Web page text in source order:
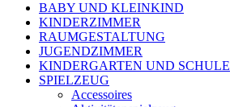
BABY UND KLEINKIND
KINDERZIMMER
RAUMGESTALTUNG
JUGENDZIMMER
KINDERGARTEN UND SCHULE
SPIELZEUG
Accessoires